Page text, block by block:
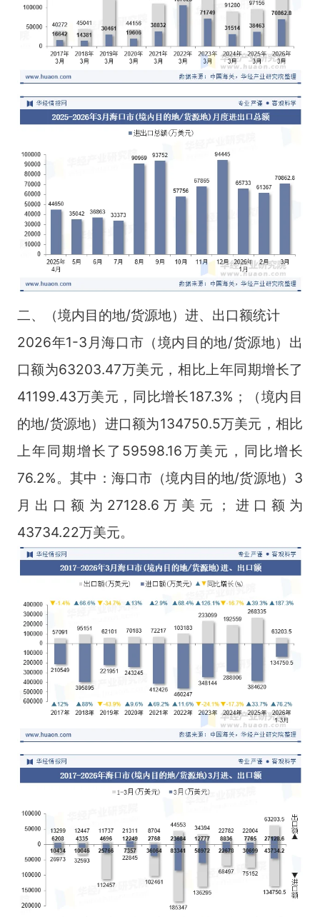
二、（境内目的地/货源地）进、出口额统计
2026年1-3月海口市（境内目的地/货源地）出
口额为63203.47万美元，相比上年同期增长了
41199.43万美元，同比增长187.3%；（境内目
的地/货源地）进口额为134750.5万美元，相比
上年同期增长了59598.16万美元，同比增长
76.2%。其中：海口市（境内目的地/货源地）3
月出口额为27128.6万美元；进口额为
43734.22万美元。